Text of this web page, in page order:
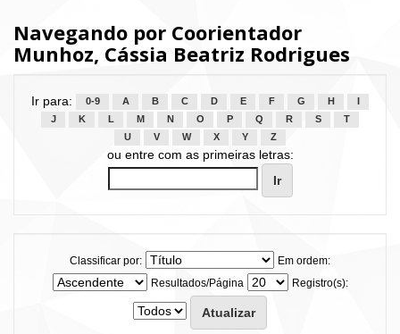
Navegando por Coorientador
Munhoz, Cássia Beatriz Rodrigues
Ir para: 0-9 A B C D E F G H
J
K L M N O P Q R S
T
U
V W X Y Z
ou entre com as primeiras letras:
Classificar por:
Em ordem:
Resultados/Página
Registro(s):